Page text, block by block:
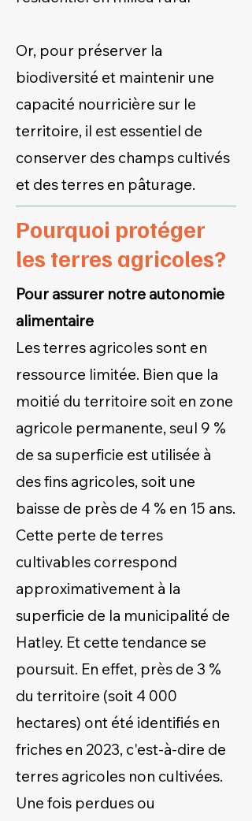
Or, pour préserver la
biodiversité et maintenir une
capacité nourricière sur le
territoire, il est essentiel de
conserver des champs cultivés
et des terres en pâturage.
Pourquoi protéger
les terres agricoles?
Pour assurer notre autonomie
alimentaire
Les terres agricoles sont en
ressource limitée. Bien que la
moitié du territoire soit en zone
agricole permanente, seul 9 %
de sa superficie est utilisée à
des fins agricoles, soit une
baisse de près de 4 % en 15 ans.
Cette perte de terres
cultivables correspond
approximativement à la
superficie de la municipalité de
Hatley. Et cette tendance se
poursuit. En effet, près de 3 %
du territoire (soit 4 000
hectares) ont été identifiés en
friches en 2023, c'est-à-dire de
terres agricoles non cultivées.
Une fois perdues ou